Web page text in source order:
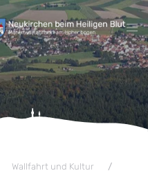
Wallfahrt und Kultur